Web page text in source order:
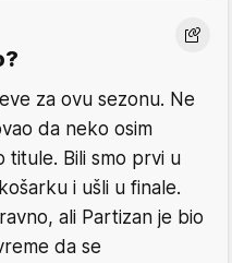
za ovu sezonu. Ne
da neko osim
titule. Bili smo prvi u
i ušli u finale.
ali Partizan je bio
da se